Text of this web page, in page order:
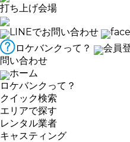
打ち上げ会場
LINEでお問い合わせ
ロケバンクって？
会員
問い合わせ
ホーム
ロケバンクって？
クイック検索
エリアで探す
レンタル業者
キャスティング